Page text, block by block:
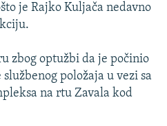
je Rajko Kuljača nedavno
zbog optužbi da je počinio
položaja u vezi sa
na rtu Zavala kod